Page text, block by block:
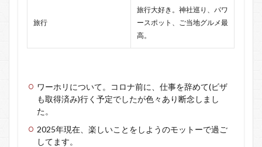
旅行
旅行大好き。神社巡り、パワ
ースポット、ご当地グルメ最
高。
ワーホリについて。コロナ前に、仕事を辞めて(ビザ
も取得済み)行く予定でしたが色々あり断念しまし
た。
2025年現在、楽しいことをしようのモットーで過ご
してます。